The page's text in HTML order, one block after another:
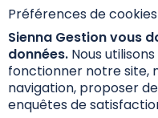
Préférences de cookies
Sienna Gestion vous
données. Nous
fonctionner notre site,
navigation, proposer
enquêtes de
Documents
Fiche Internet